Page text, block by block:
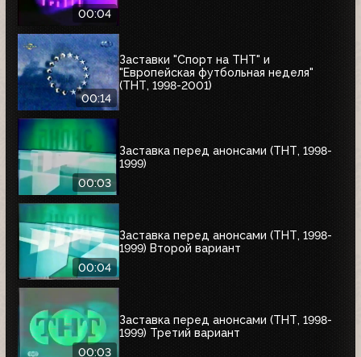
00:04
00:14
Заставки "Спорт на ТНТ" и
"Европейская футбольная неделя"
(ТНТ, 1998-2001)
00:03
Заставка перед анонсами (ТНТ, 1998-
1999)
00:04
Заставка перед анонсами (ТНТ, 1998-
1999) Второй вариант
00:03
Заставка перед анонсами (ТНТ, 1998-
1999) Третий вариант